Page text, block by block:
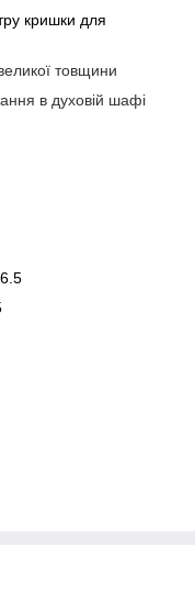
кришки для
товщини
в духовій шафі